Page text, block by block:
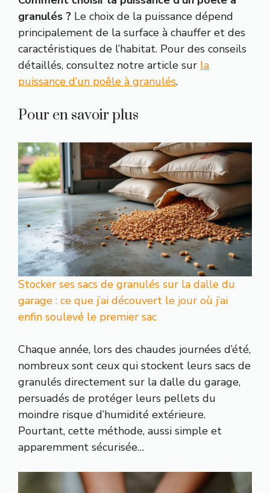
granulés ? Le choix de la puissance dépend
principalement de la surface à chauffer et des
caractéristiques de l’habitat. Pour des conseils
détaillés, consultez notre article sur la
puissance d’un poêle à granulés.
Pour en savoir plus
Stocker ses sacs de granulés sur la dalle du
garage : ce que j’ai découvert le jour où j’ai
enfin soulevé le premier sac
Chaque année, lors des chaudes journées d’été,
nombreux sont ceux qui stockent leurs sacs de
granulés directement sur la dalle du garage,
persuadés de protéger leurs pellets du
moindre risque d’humidité extérieure.
Pourtant, cette méthode, aussi simple et
apparemment sécurisée…